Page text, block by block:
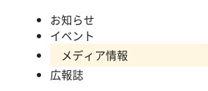
お知らせ
イベント
メディア情報
広報誌